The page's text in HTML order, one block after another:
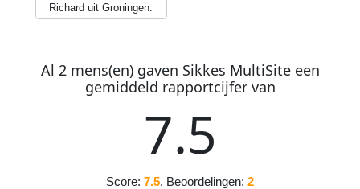
Richard uit Groningen:
Al 2mens(en) gaven Sikkes MultiSiteeen
gemiddeld rapportcijfervan
7.5
Score: 7.5, Beoordelingen: 2